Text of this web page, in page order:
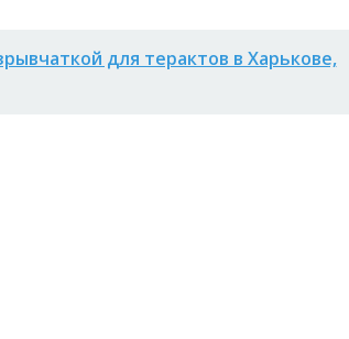
для терактов в Харькове,